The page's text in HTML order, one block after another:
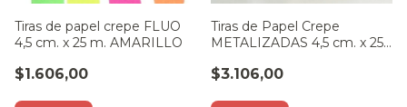
Tiras de papel crepe FLUO
4,5 cm. x 25 m. AMARILLO
$1.606,00
Tiras de Papel Crepe
METALIZADAS 4,5 cm. x 25
$3.106,00